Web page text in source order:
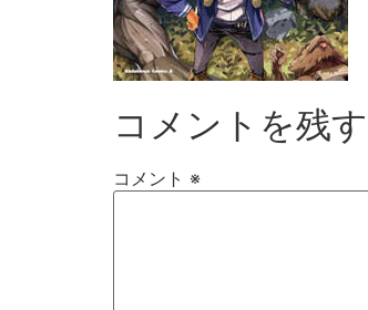
コメントを残す
コメント ※